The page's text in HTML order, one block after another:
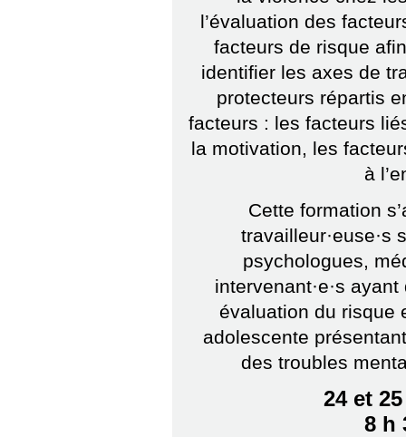
l’évaluation des
facteurs de risque
identifier les axes de
protecteurs répartis
facteurs : les facteurs
la motivation, les
à
Cette formation
travailleur·euse·s
psychologues,
intervenant·e·s
évaluation du risque
adolescente
des troubles
24 et
8 h